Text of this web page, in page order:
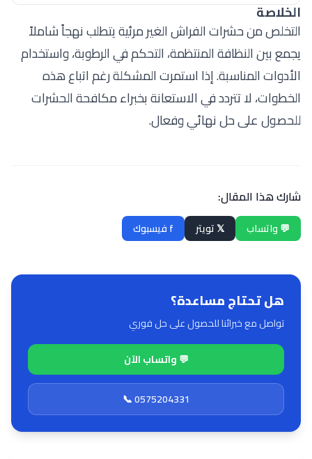
الخلاصة
التخلص من حشرات الفراش الغير مرئية يتطلب نهجاً شاملاً
يجمع بين النظافة المنتظمة، التحكم في الرطوبة، واستخدام
الأدوات المناسبة. إذا استمرت المشكلة رغم اتباع هذه
الخطوات، لا تتردد في الاستعانة بخبراء مكافحة الحشرات
للحصول على حل نهائي وفعال.
شارك هذا المقال:
💬 واتساب 𝕏 تويتر f فيسبوك
هل تحتاج مساعدة؟
تواصل مع خبرائنا للحصول على حل فوري
💬 واتساب الآن
📞 0575204331